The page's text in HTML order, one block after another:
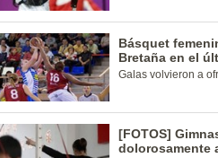
Básquet
Bretaña en el
Galas volvieron a
[FOTOS]
dolorosamente